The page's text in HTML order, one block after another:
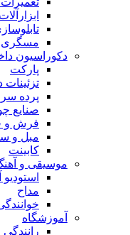
ابزارآلات
مسگری
دکوراسیون
پارکت
تزئینات
پرده سرا
صنایع
فرش و
مبل و
کابینت
موسیقی و
مداح
آموزشگاه
رانندگی